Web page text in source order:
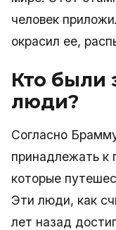
человек
окрасил ее,
Кто были
люди?
Согласно
принадлежать к
которые
Эти люди, как
лет назад